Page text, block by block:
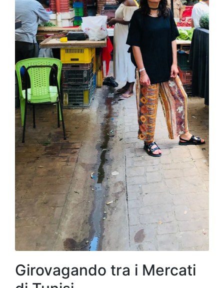
Girovagando tra i Mercati